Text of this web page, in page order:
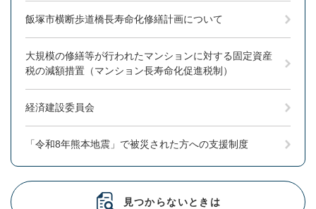
飯塚市横断歩道橋長寿命化修繕計画について
大規模の修繕等が行われたマンションに対する固定資産
税の減額措置（マンション長寿命化促進税制）
経済建設委員会
「令和8年熊本地震」で被災された方への支援制度
見つからないときは